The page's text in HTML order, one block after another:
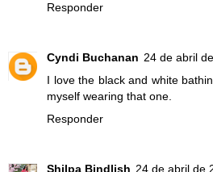
Responder
Cyndi Buchanan 24 de abril
I love the black and white
myself wearing that one.
Responder
Shilpa Bindlish 24 de abril de